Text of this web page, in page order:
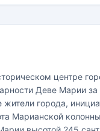
центре
Деве Марии
жители города,
Марианской